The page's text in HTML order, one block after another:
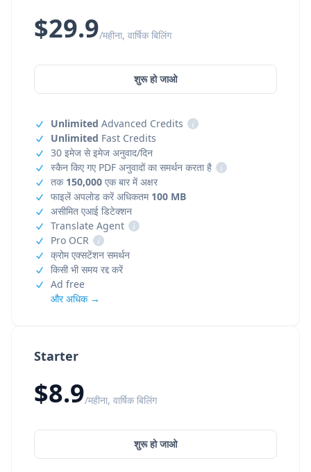
Starter
$8.9/महीना, वार्षिक बिलिंग
शुरू हो जाओ
$29.9/महीना, वार्षिक बिलिंग
शुरू हो जाओ
Unlimited Advanced Credits
i
Unlimited Fast Credits
30 इमेज से इमेज अनुवाद/दिन
स्कैन किए गए PDF अनुवादों का समर्थन करता है
i
तक 150,000 एक बार में अक्षर
फाइलें अपलोड करें अधिकतम 100 MB
असीमित एआई डिटेक्शन
Translate Agent
i
Pro OCR
i
क्रोम एक्सटेंशन समर्थन
किसी भी समय रद्द करें
Ad free
और अधिक →